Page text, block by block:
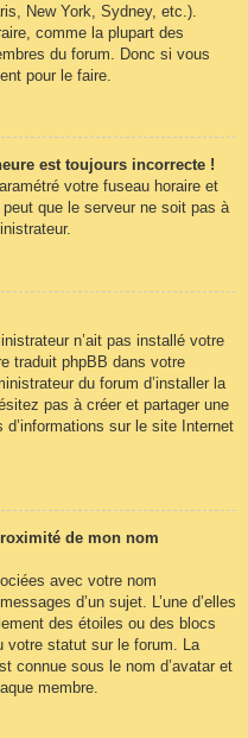
New York, Sydney, etc.).
comme la plupart des
du forum. Donc si vous
pour le faire.
est toujours incorrecte !
votre fuseau horaire et
que le serveur ne soit pas à
n’ait pas installé votre
traduit phpBB dans votre
du forum d’installer la
pas à créer et partager une
sur le site Internet
de mon nom
avec votre nom
d’un sujet. L’une d’elles
des étoiles ou des blocs
votre statut sur le forum. La
connue sous le nom d’avatar et
membre.